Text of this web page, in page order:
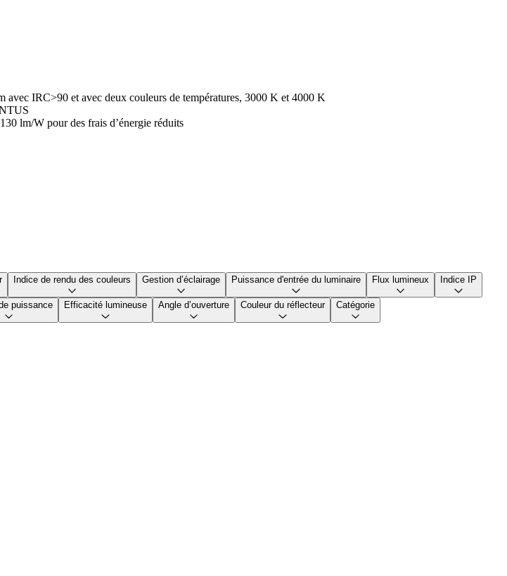
IRC>90 et avec deux couleurs de températures, 3000 K et 4000 K
lm/W pour des frais d’énergie réduits
Indice de rendu des couleurs Gestion d’éclairage Puissance d'entrée du luminaire Flux lumineux Indice IP
puissance Efficacité lumineuse Angle d’ouverture Couleur du réflecteur Catégorie